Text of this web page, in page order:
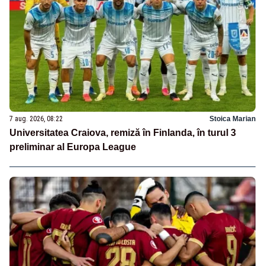
7 aug. 2026, 08:22 Stoica Marian
Universitatea Craiova, remiză în Finlanda, în turul 3
preliminar al Europa League